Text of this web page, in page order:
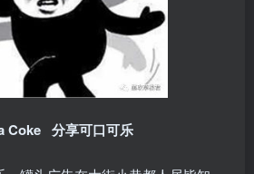
Coke 分享可口可乐